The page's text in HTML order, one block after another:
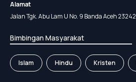
Alamat
Jalan Tgk. Abu Lam U No. 9 Banda Aceh 23242
Bimbingan Masyarakat
Islam Hindu Kristen